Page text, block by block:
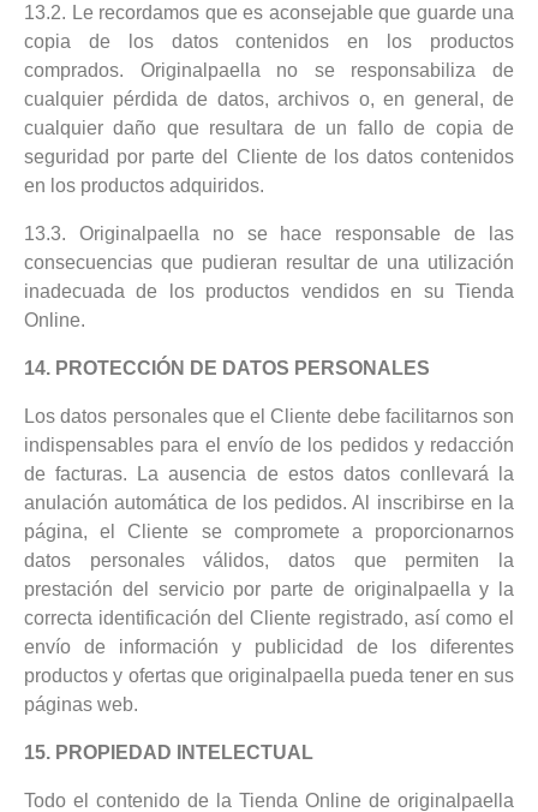
13.2. Le recordamos que es aconsejable que guarde una
copia de los datos contenidos en los productos
comprados. Originalpaella no se responsabiliza de
cualquier pérdida de datos, archivos o, en general, de
cualquier daño que resultara de un fallo de copia de
seguridad por parte del Cliente de los datos contenidos
en los productos adquiridos.
13.3. Originalpaella no se hace responsable de las
consecuencias que pudieran resultar de una utilización
inadecuada de los productos vendidos en su Tienda
Online.
14. PROTECCIÓN DE DATOS PERSONALES
Los datos personales que el Cliente debe facilitarnos son
indispensables para el envío de los pedidos y redacción
de facturas. La ausencia de estos datos conllevará la
anulación automática de los pedidos. Al inscribirse en la
página, el Cliente se compromete a proporcionarnos
datos personales válidos, datos que permiten la
prestación del servicio por parte de originalpaella y la
correcta identificación del Cliente registrado, así como el
envío de información y publicidad de los diferentes
productos y ofertas que originalpaella pueda tener en sus
páginas web.
15. PROPIEDAD INTELECTUAL
Todo el contenido de la Tienda Online de originalpaella